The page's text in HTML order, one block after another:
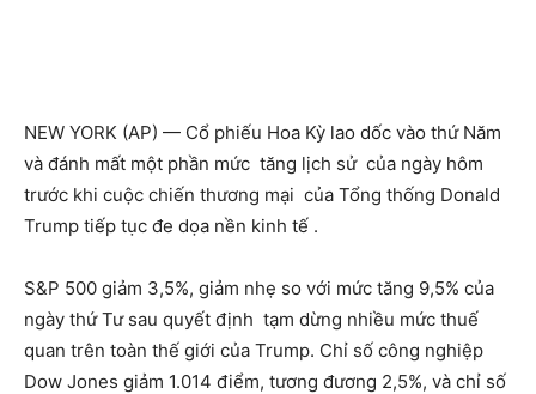
NEW YORK (AP) — Cổ phiếu Hoa Kỳ lao dốc vào thứ Năm
và đánh mất một phần mức tăng lịch sử của ngày hôm
trước khi cuộc chiến thương mại của Tổng thống Donald
Trump tiếp tục đe dọa nền kinh tế .
S&P 500 giảm 3,5%, giảm nhẹ so với mức tăng 9,5% của
ngày thứ Tư sau quyết định tạm dừng nhiều mức thuế
quan trên toàn thế giới của Trump. Chỉ số công nghiệp
Dow Jones giảm 1.014 điểm, tương đương 2,5%, và chỉ số